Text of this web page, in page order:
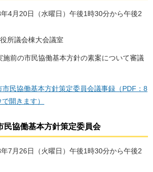
4月20日（水曜日）午後1時30分から午後2
所議会棟大会議室
前の市民協働基本方針の素案について審議
市民協働基本方針策定委員会議事録（PDF：8
開きます）
民協働基本方針策定委員会
7月26日（火曜日）午後1時30分から午後2